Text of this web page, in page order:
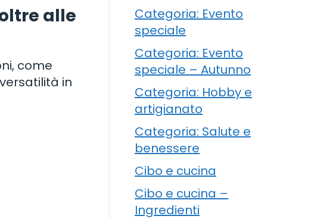
alle
come
in
Categoria: Evento
speciale
Categoria: Evento
speciale – Autunno
Categoria: Hobby e
artigianato
Categoria: Salute e
benessere
Cibo e cucina
Cibo e cucina –
Ingredienti